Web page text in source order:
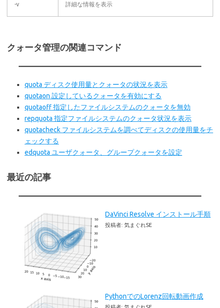
-v 詳細な情報を表示
クォータ管理の関連コマンド
quota ディスク使用量とクォータの状況を表示
quotaon 設定しているクォータを有効にする
quotaoff 指定したファイルシステムのクォータを無効
repquota 指定ファイルシステムのクォータ状況を表示
quotacheck ファイルシステムを調べてディスクの使用量をチ
ェックする
edquota ユーザクォータ、グループクォータを設定
最近の記事
DaVinci Resolve インストール手順
投稿者: 気まぐれSE
PythonでのLorenz回転動画作成